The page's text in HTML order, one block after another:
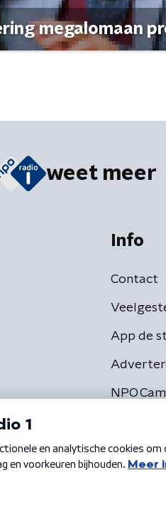
megalomaan
weet meer
Info
Contact
App de
NPO
Privacybeleid